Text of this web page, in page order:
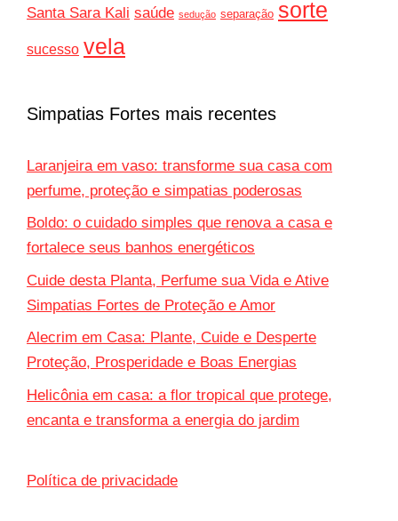
Santa Sara Kali saúde sedução separação sorte
sucesso vela
Simpatias Fortes mais recentes
Laranjeira em vaso: transforme sua casa com
perfume, proteção e simpatias poderosas
Boldo: o cuidado simples que renova a casa e
fortalece seus banhos energéticos
Cuide desta Planta, Perfume sua Vida e Ative
Simpatias Fortes de Proteção e Amor
Alecrim em Casa: Plante, Cuide e Desperte
Proteção, Prosperidade e Boas Energias
Helicônia em casa: a flor tropical que protege,
encanta e transforma a energia do jardim
Política de privacidade